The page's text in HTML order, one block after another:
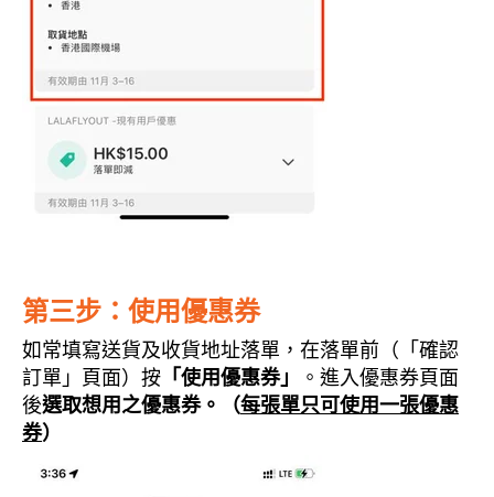
第三步：使用優惠券
如常填寫送貨及收貨地址落單，在落單前（「確認
訂單」頁面）按 「使用優惠券」
。進入優惠券頁面
後選取想用之優惠券。（每張單只可使用一張優惠
券）